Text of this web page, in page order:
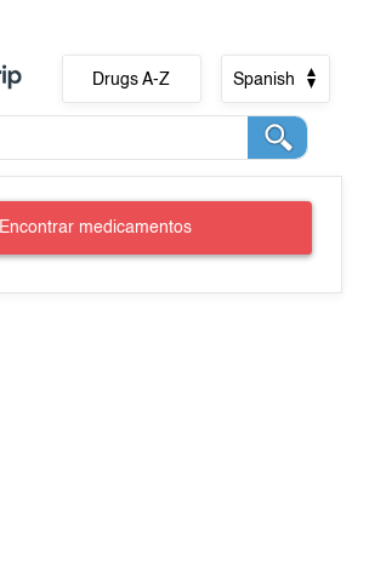
Drugs A-Z Spanish
Encontrar medicamentos